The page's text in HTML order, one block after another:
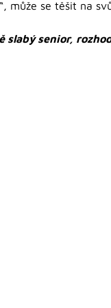
může se těšit na
slabý senior,